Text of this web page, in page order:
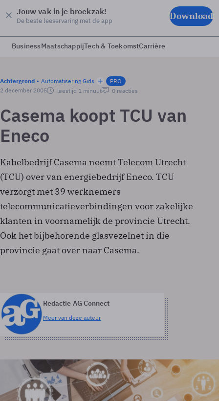
Jouw vak in je broekzak!
De beste leeservaring met de app Download
BusinessMaatschappijTech & ToekomstCarrière
Achtergrond Automatisering Gids
PRO
2 december 2005
leestijd 1 minuut 0 reacties
Casema koopt TCU van
Eneco
Kabelbedrijf Casema neemt Telecom Utrecht
(TCU) over van energiebedrijf Eneco. TCU
verzorgt met 39 werknemers
telecommunicatieverbindingen voor zakelijke
klanten in voornamelijk de provincie Utrecht.
Ook het bijbehorende glasvezelnet in die
provincie gaat over naar Casema.
Redactie AG Connect
Meer van deze auteur